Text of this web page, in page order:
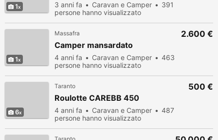
1 3 anni fa Caravan e Camper
391
persone hanno visualizzato
1
Massafra
Camper mansardato
4 anni fa Caravan e Camper
463
persone hanno visualizzato
2.600 €
6
Taranto
Roulotte CAREBB 450
4 anni fa Caravan e Camper
487
persone hanno visualizzato
500 €